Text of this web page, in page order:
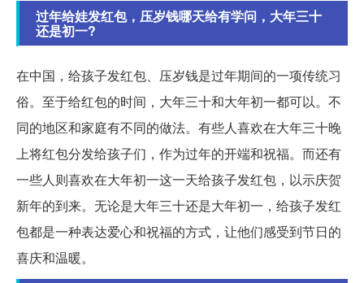
过年给娃发红包，压岁钱哪天给有学问，大年三十
还是初一?
在中国，给孩子发红包、压岁钱是过年期间的一项传统习
俗。至于给红包的时间，大年三十和大年初一都可以。不
同的地区和家庭有不同的做法。有些人喜欢在大年三十晚
上将红包分发给孩子们，作为过年的开端和祝福。而还有
一些人则喜欢在大年初一这一天给孩子发红包，以示庆贺
新年的到来。无论是大年三十还是大年初一，给孩子发红
包都是一种表达爱心和祝福的方式，让他们感受到节日的
喜庆和温暖。